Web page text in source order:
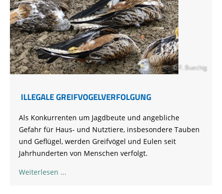
© F. Buechig
ILLEGALE GREIFVOGELVERFOLGUNG
Als Konkurrenten um Jagdbeute und angebliche
Gefahr für Haus- und Nutztiere, insbesondere Tauben
und Geflügel, werden Greifvögel und Eulen seit
Jahrhunderten von Menschen verfolgt.
Weiterlesen